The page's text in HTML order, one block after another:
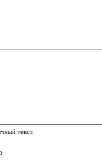
текст.